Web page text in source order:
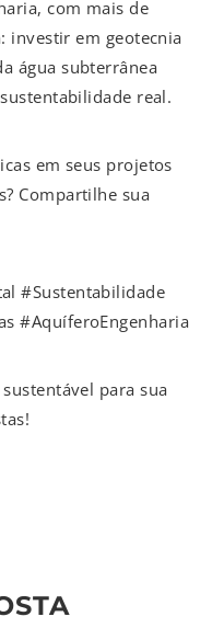
com mais de
investir em geotecnia
água subterrânea
real.
em seus projetos
Compartilhe sua
#Sustentabilidade
#AquíferoEngenharia
para sua